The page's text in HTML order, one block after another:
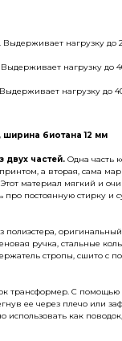
нагрузку до
нагрузку до
нагрузку до
биотана 12 мм
двух частей. Одна часть
а вторая, сама
материал мягкий и
про постоянную стирку и
полиэстера,
ручка, стальные
стропы, сшито с
трансформер. С
ее через плечо или
использовать как